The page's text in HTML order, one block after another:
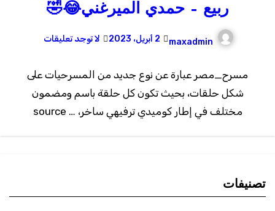
ربيع – حمدي الميرغني😂🤣
maxadmin 2 أبريل، 2023 لا توجد تعليقات
مسرح_مصر عبارة عن نوع جديد من المسرحيات على
شكل حلقات، بحيث تكون كل حلقة باسم ومضمون
مختلف في إطار كوميدي ترفيهي ساخر، … source
تصنيفات